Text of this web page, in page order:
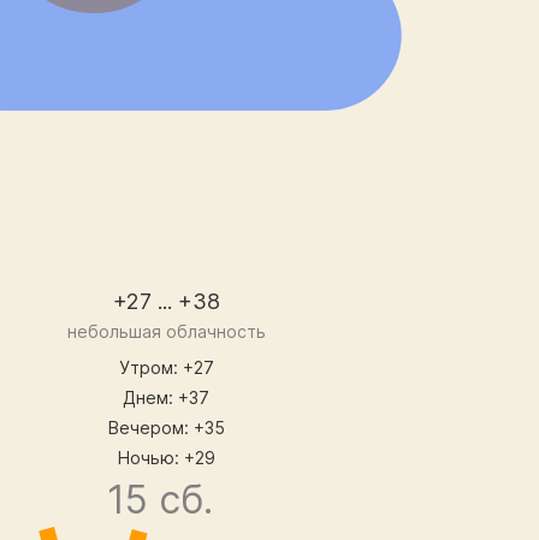
+27 ... +38
небольшая облачность
Утром: +27
Днем: +37
Вечером: +35
Ночью: +29
15 сб.